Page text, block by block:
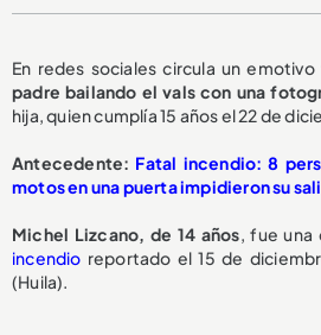
En redes sociales circula un
padre bailando el vals con una
hija, quien cumplía 15 años el 22 de
Antecedente: Fatal incendio: 8
motos en una puerta impidieron su
Michel Lizcano, de 14 años, fue una
incendio reportado el 15 de
(Huila).